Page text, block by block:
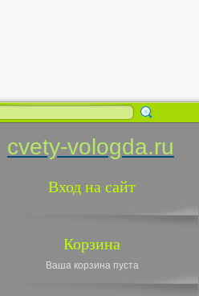
cvety-vologda.ru
Вход на сайт
Корзина
Ваша корзина пуста